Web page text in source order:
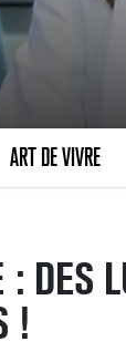
ART DE VIVRE
DES
!